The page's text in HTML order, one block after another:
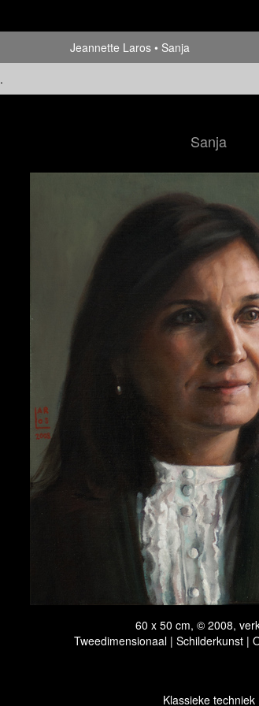
Jeannette Laros
Sanja
.
Sanja
60 x 50 cm, © 2008,
Tweedimensionaal | Schilderkunst |
Klassieke techniek